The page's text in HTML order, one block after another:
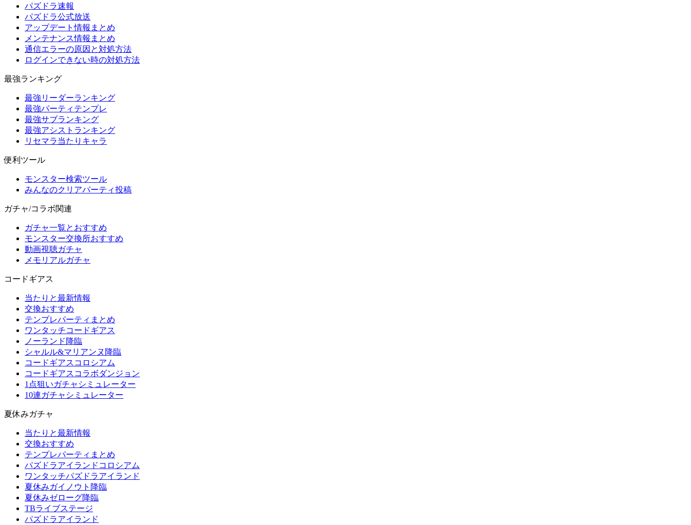
パズドラ速報
パズドラ公式放送
アップデート情報まとめ
メンテナンス情報まとめ
通信エラーの原因と対処方法
ログインできない時の対処方法
最強ランキング
最強リーダーランキング
最強パーティテンプレ
最強サブランキング
最強アシストランキング
リセマラ当たりキャラ
便利ツール
モンスター検索ツール
みんなのクリアパーティ投稿
ガチャ/コラボ関連
ガチャ一覧とおすすめ
モンスター交換所おすすめ
動画視聴ガチャ
メモリアルガチャ
コードギアス
当たりと最新情報
交換おすすめ
テンプレパーティまとめ
ワンタッチコードギアス
ノーランド降臨
シャルル&マリアンヌ降臨
コードギアスコロシアム
コードギアスコラボダンジョン
1点狙いガチャシミュレーター
10連ガチャシミュレーター
夏休みガチャ
当たりと最新情報
交換おすすめ
テンプレパーティまとめ
パズドラアイランドコロシアム
ワンタッチパズドラアイランド
夏休みガイノウト降臨
夏休みゼローグ降臨
TBライブステージ
パズドラアイランド